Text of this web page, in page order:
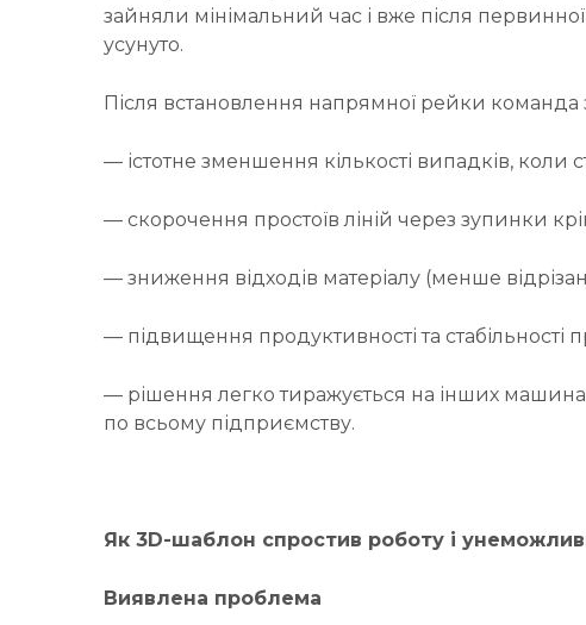
зайняли мінімальний час і вже після
усунуто.
Після встановлення напрямної рейки команда
— істотне зменшення кількості випадків, коли
— скорочення простоїв ліній через зупинки
— зниження відходів матеріалу (менше
— підвищення продуктивності та стабільності
— рішення легко тиражується на інших
по всьому підприємству.
Як 3D-шаблон спростив роботу і
Виявлена проблема